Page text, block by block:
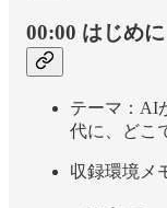
00:00 はじめに
テーマ：AI
代に、どこ
収録環境メ